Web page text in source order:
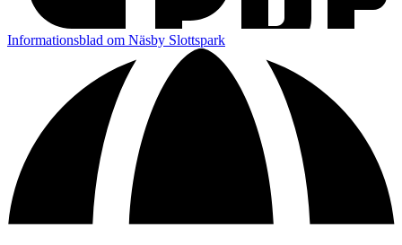
Informationsblad om Näsby Slottspark